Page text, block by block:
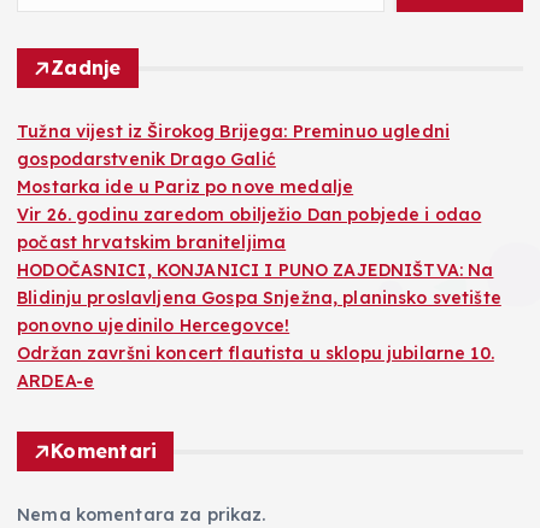
Zadnje
Tužna vijest iz Širokog Brijega: Preminuo ugledni
gospodarstvenik Drago Galić
Mostarka ide u Pariz po nove medalje
Vir 26. godinu zaredom obilježio Dan pobjede i odao
počast hrvatskim braniteljima
HODOČASNICI, KONJANICI I PUNO ZAJEDNIŠTVA: Na
Blidinju proslavljena Gospa Snježna, planinsko svetište
ponovno ujedinilo Hercegovce!
Održan završni koncert flautista u sklopu jubilarne 10.
ARDEA-e
Komentari
Nema komentara za prikaz.